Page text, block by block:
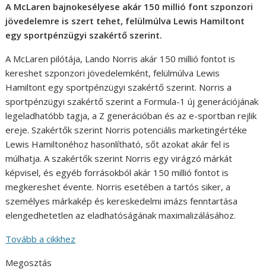
A McLaren bajnokesélyese akár 150 millió font szponzori
jövedelemre is szert tehet, felülmúlva Lewis Hamiltont
egy sportpénzügyi szakértő szerint.
A McLaren pilótája, Lando Norris akár 150 millió fontot is
kereshet szponzori jövedelemként, felülmúlva Lewis
Hamiltont egy sportpénzügyi szakértő szerint. Norris a
sportpénzügyi szakértő szerint a Formula-1 új generációjának
legeladhatóbb tagja, a Z generációban és az e-sportban rejlik
ereje. Szakértők szerint Norris potenciális marketingértéke
Lewis Hamiltonéhoz hasonlítható, sőt azokat akár fel is
múlhatja. A szakértők szerint Norris egy virágzó márkát
képvisel, és egyéb forrásokból akár 150 millió fontot is
megkereshet évente. Norris esetében a tartós siker, a
személyes márkakép és kereskedelmi imázs fenntartása
elengedhetetlen az eladhatóságának maximalizálásához.
Tovább a cikkhez
Megosztás